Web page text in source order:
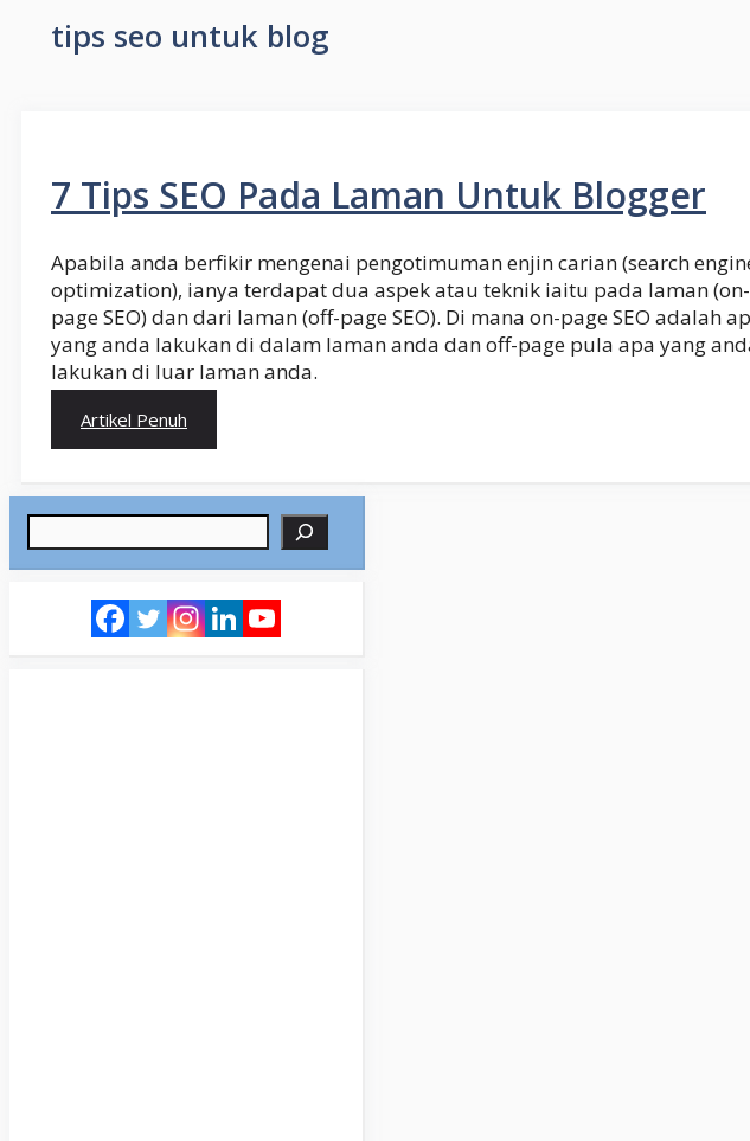
tips seo untuk blog
7 Tips SEO Pada Laman Untuk Blogger
Apabila anda berfikir mengenai pengotimuman enjin carian (search
optimization), ianya terdapat dua aspek atau teknik iaitu pada laman (on-
page SEO) dan dari laman (off-page SEO). Di mana on-page SEO adalah
yang anda lakukan di dalam laman anda dan off-page pula apa yang
lakukan di luar laman anda.
Artikel Penuh